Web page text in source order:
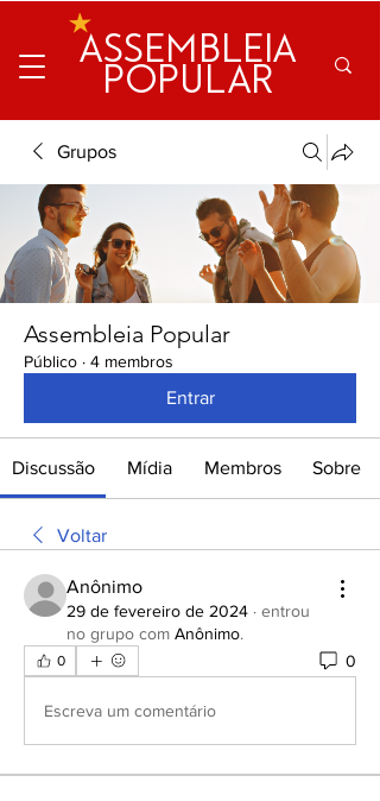
ASSEMBLEIA
POPULAR
Grupos
Assembleia Popular
Público · 4 membros
Entrar
Discussão Mídia Membros Sobre
Voltar
Anônimo
29 de fevereiro de 2024 · entrou
no grupo com Anônimo.
0 0
Escreva um comentário